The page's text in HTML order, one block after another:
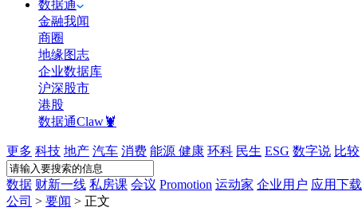
数据通
金融我闻
商圈
地缘图志
企业数据库
沪深股市
港股
数据通Claw🦞
更多 科技 地产 汽车 消费 能源 健康 环科 民生 ESG 数字说 比较
数据 财新一线 私房课 会议 Promotion 运动家 企业用户 应用下载
公司 > 要闻 > 正文